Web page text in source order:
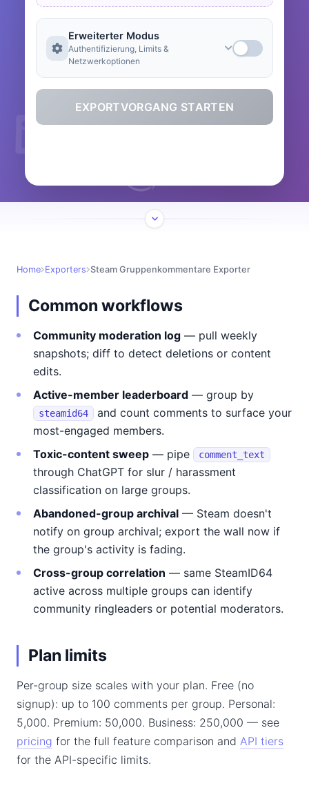
Erweiterter Modus
Authentifizierung, Limits &
Netzwerkoptionen
EXPORTVORGANG STARTEN
Home Exporters Steam Gruppenkommentare Exporter
Common workflows
Community moderation log — pull weekly
snapshots; diff to detect deletions or content
edits.
Active-member leaderboard — group by
steamid64
and count comments to surface your
most-engaged members.
Toxic-content sweep — pipe comment_text
through ChatGPT for slur / harassment
classification on large groups.
Abandoned-group archival — Steam doesn't
notify on group archival; export the wall now if
the group's activity is fading.
Cross-group correlation — same SteamID64
active across multiple groups can identify
community ringleaders or potential moderators.
Plan limits
Per-group size scales with your plan. Free (no
signup): up to 100 comments per group. Personal:
5,000. Premium: 50,000. Business: 250,000 — see
pricing for the full feature comparison and API tiers
for the API-specific limits.